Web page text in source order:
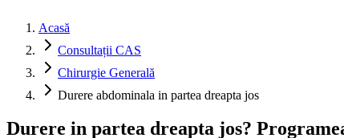
Acasă
Consultații CAS
Chirurgie Generală
Durere abdominala in partea dreapta jos
Durere in partea dreapta jos?